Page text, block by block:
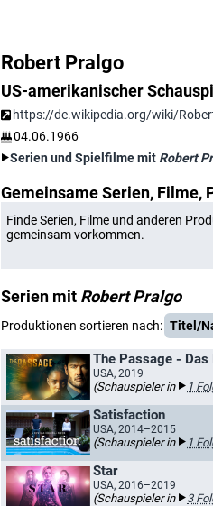
Robert Pralgo
US-amerikanischer
https://de.wikipedia.org/wiki/
04.06.1966
Serien und Spielfilme mit Robert
Gemeinsame Serien, Filme,
Finde Serien, Filme und anderen
gemeinsam vorkommen.
Serien mit Robert Pralgo
Produktionen sortieren nach: Titel/
The Passage - Das
USA, 2019
(Schauspieler in 1
Satisfaction
USA, 2014–2015
(Schauspieler in 1
Star
USA, 2016–2019
(Schauspieler in 3